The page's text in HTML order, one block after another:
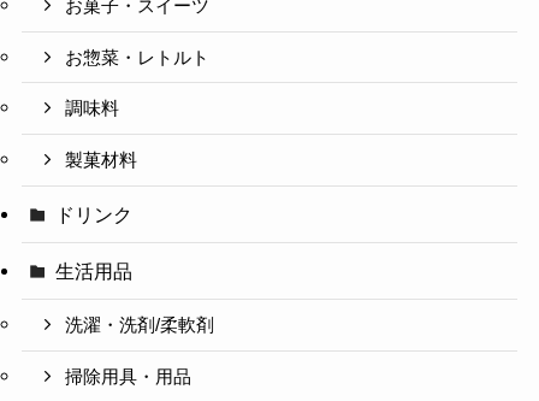
お菓子・スイーツ
お惣菜・レトルト
調味料
製菓材料
ドリンク
生活用品
洗濯・洗剤/柔軟剤
掃除用具・用品